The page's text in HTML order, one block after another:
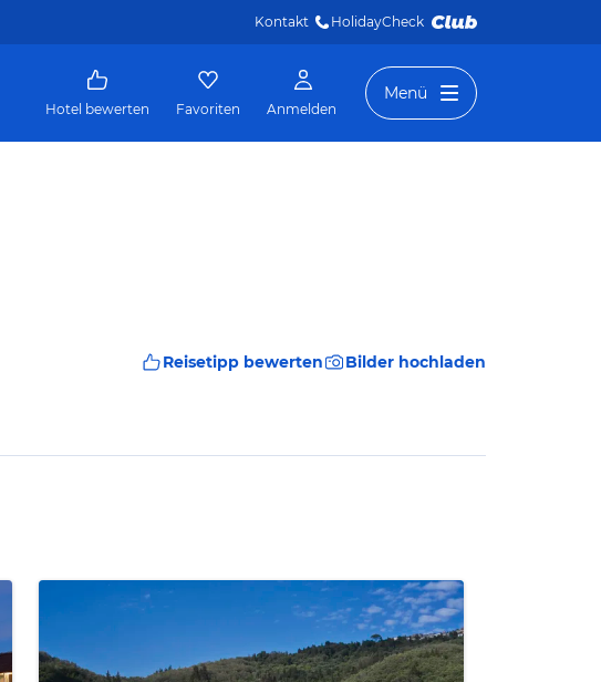
Kontakt HolidayCheck
Hotel bewerten Favoriten Anmelden
Menü
Reisetipp bewerten Bilder hochladen